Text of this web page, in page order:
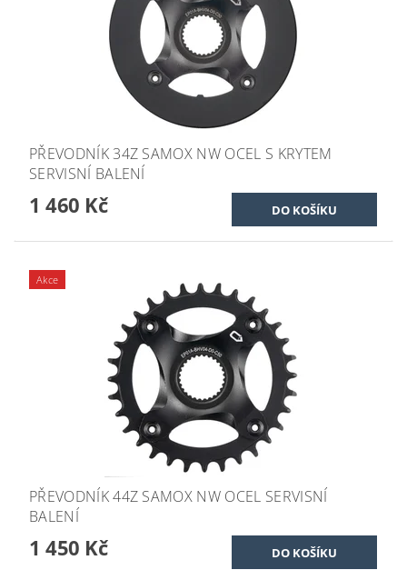
PŘEVODNÍK 34Z SAMOX NW OCEL S KRYTEM
SERVISNÍ BALENÍ
1 460 Kč
Akce
PŘEVODNÍK 44Z SAMOX NW OCEL SERVISNÍ
BALENÍ
1 450 Kč